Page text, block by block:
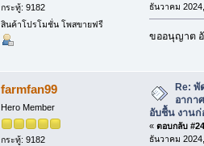
กระทู้: 9182
สินค้าโปรโมชั่น โพสขายฟรี
ธันวาคม
ขออนุญาต
farmfan99
Hero Member
กระทู้: 9182
Re: พั
อากา
อับชื้น งานก่
« ตอบกลับ
ธันวาคม